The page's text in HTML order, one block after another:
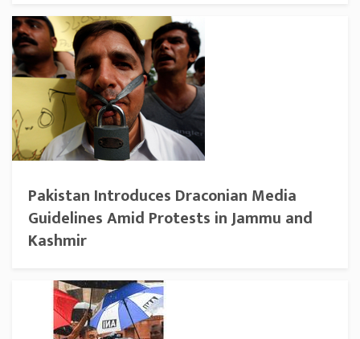
Pakistan Introduces Draconian Media
Guidelines Amid Protests in Jammu and
Kashmir